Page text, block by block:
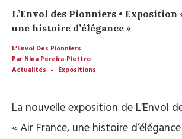
L’Envol des Pionniers • Exposition
une histoire d’élégance »
L’Envol Des Pionniers
Par Nina Pereira-Piettro
Actualités
Expositions
La nouvelle exposition de L’Envol
« Air France, une histoire